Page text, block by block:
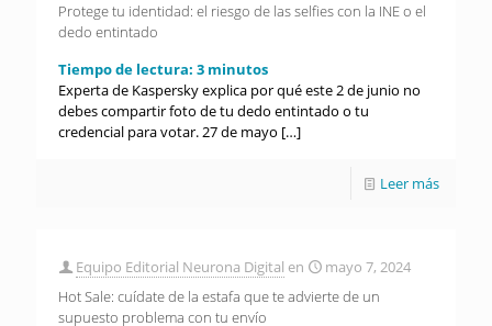
Protege tu identidad: el riesgo de las selfies con la INE o el
dedo entintado
Tiempo de lectura: 3 minutos
Experta de Kaspersky explica por qué este 2 de junio no
debes compartir foto de tu dedo entintado o tu
credencial para votar. 27 de mayo […]
Leer más
Equipo Editorial Neurona Digital en
mayo 7, 2024
Hot Sale: cuídate de la estafa que te advierte de un
supuesto problema con tu envío